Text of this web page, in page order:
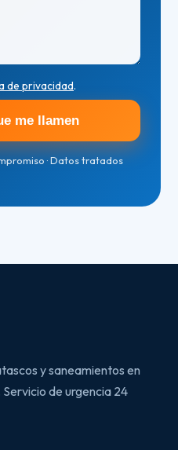
de privacidad.
me llamen
· Datos tratados
y saneamientos en
Servicio de urgencia 24